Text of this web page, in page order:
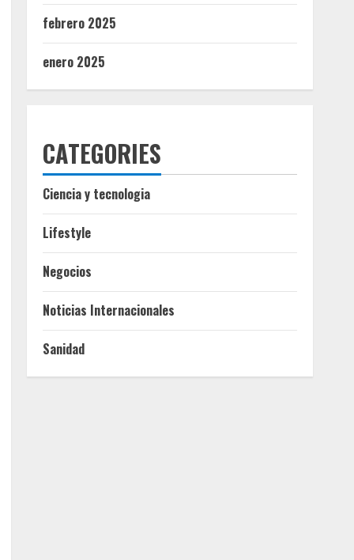
febrero 2025
enero 2025
CATEGORIES
Ciencia y tecnologia
Lifestyle
Negocios
Noticias Internacionales
Sanidad